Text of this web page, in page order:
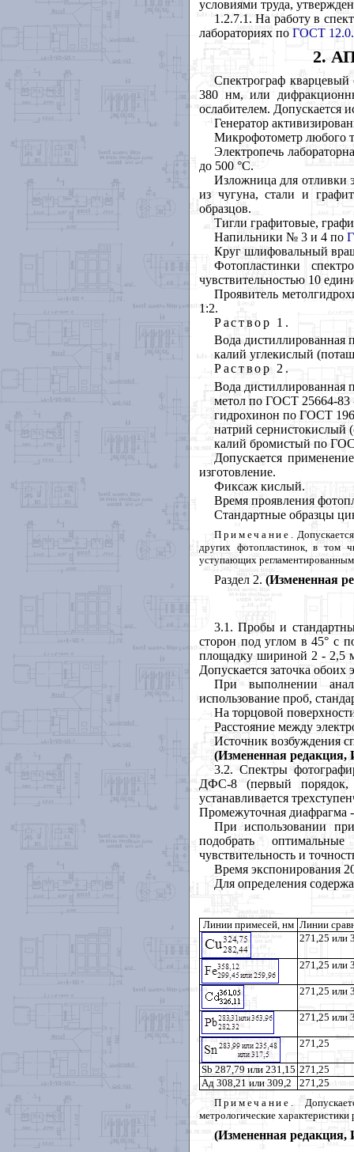
условиями труда,
1.2.7.1. На работу в
лабораториях по ГОСТ
2.
Спектрограф
380 нм, или
ослабителем. Допускается
Генератор
Микрофотометр любого
Электропечь
до 500 °С.
Изложница для отливки
из чугуна, стали и
образцов.
Тигли графитовые,
Напильники № 3 и 4 по
Круг шлифовальный
Фотопластинки
чувствительностью 10
Проявитель
1:2.
Раствор 1.
Вода дистиллированная
калий углекислый
Раствор 2.
Вода дистиллированная
метол по ГОСТ 25664-83
гидрохинон по ГОСТ
натрий сернистокислый
калий бромистый по
Допускается
изготовление.
Фиксаж кислый.
Время проявления
Стандартные образцы
Примечание
.
других фотопластинок, в том
уступающих
Раздел 2.(Измененная
3.1. Пробы и
сторон под углом в 45° с
площадку шириной 2 - 2,5
Допускается заточка
При выполнении
использование проб,
На торцовой
Расстояние между
Источник возбуждения
(Измененная
3.2. Спектры
ДФС-8 (первый
устанавливается
Промежуточная диафрагма -
При использовании
подобрать
чувствительность и
Время экспонирования
Для определения
Линии примесей, нм Линии
271,25 или
271,25 или
271,25 или
271,25 или
271,25
Sb 287,79 или 231,15 271,25
Ад 308,21 или 309,2
271,25
Примечание.
метрологические характеристики
(Измененная